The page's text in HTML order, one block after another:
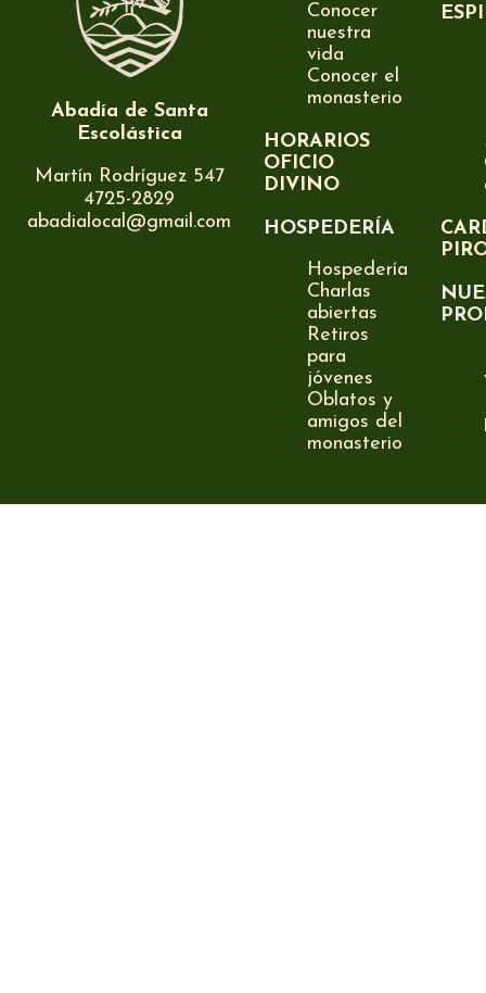
Abadía de Santa
Escolástica
Martín Rodríguez 547
4725-2829
abadialocal@gmail.com
Conocer
nuestra
vida
Conocer el
monasterio
HORARIOS
OFICIO
DIVINO
HOSPEDERÍA
Hospedería
Charlas
abiertas
Retiros
para
jóvenes
Oblatos y
amigos del
monasterio